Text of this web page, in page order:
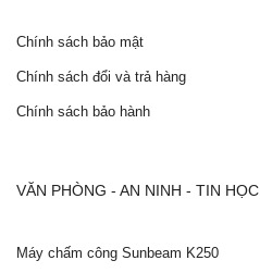
Chính sách bảo mật
Chính sách đổi và trả hàng
Chính sách bảo hành
VĂN PHÒNG - AN NINH - TIN HỌC
Máy chấm công Sunbeam K250